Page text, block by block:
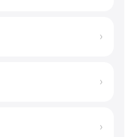
›
›
›